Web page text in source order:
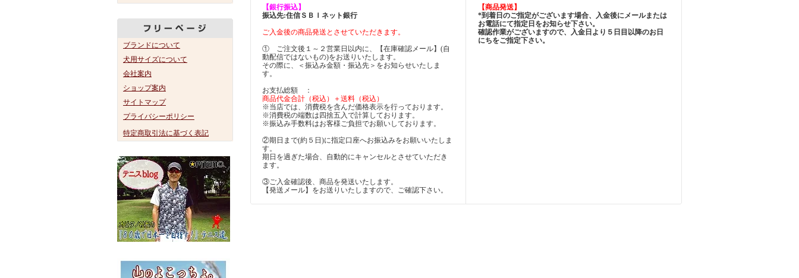
ブランドについて
犬用サイズについて
会社案内
ショップ案内
サイトマップ
プライバシーポリシー
特定商取引法に基づく表記
【銀行振込】
振込先:住信ＳＢＩネット銀行
ご入金後の商品発送とさせていただきます。
① ご注文後１～２営業日以内に、【在庫確認メール】(自
動配信ではないもの)をお送りいたします。
その際に、＜振込み金額・振込先＞をお知らせいたしま
す。
お支払総額 ：
商品代金合計（税込）＋送料（税込）
※当店では、消費税を含んだ価格表示を行っております。
※消費税の端数は四捨五入で計算しております。
※振込み手数料はお客様ご負担でお願いしております。
②期日まで(約５日)に指定口座へお振込みをお願いいたしま
す。
期日を過ぎた場合、自動的にキャンセルとさせていただき
ます。
③ご入金確認後、商品を発送いたします。
【発送メール】をお送りいたしますので、ご確認下さい。
【商品発送】
*到着日のご指定がございます場合、入金後にメールまたは
お電話にて指定日をお知らせ下さい。
確認作業がございますので、入金日より５日目以降のお日
にちをご指定下さい。